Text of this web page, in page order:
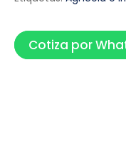
Cotiza por